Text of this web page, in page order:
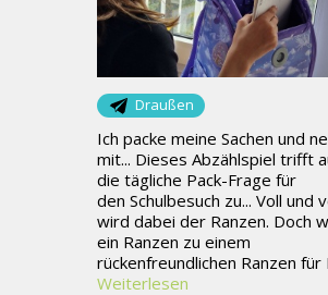
Draußen
Ich packe meine Sachen und
mit... Dieses Abzählspiel trifft
die tägliche Pack-Frage für
den Schulbesuch zu... Voll und
wird dabei der Ranzen. Doch
ein Ranzen zu einem
rückenfreundlichen Ranzen für
Weiterlesen